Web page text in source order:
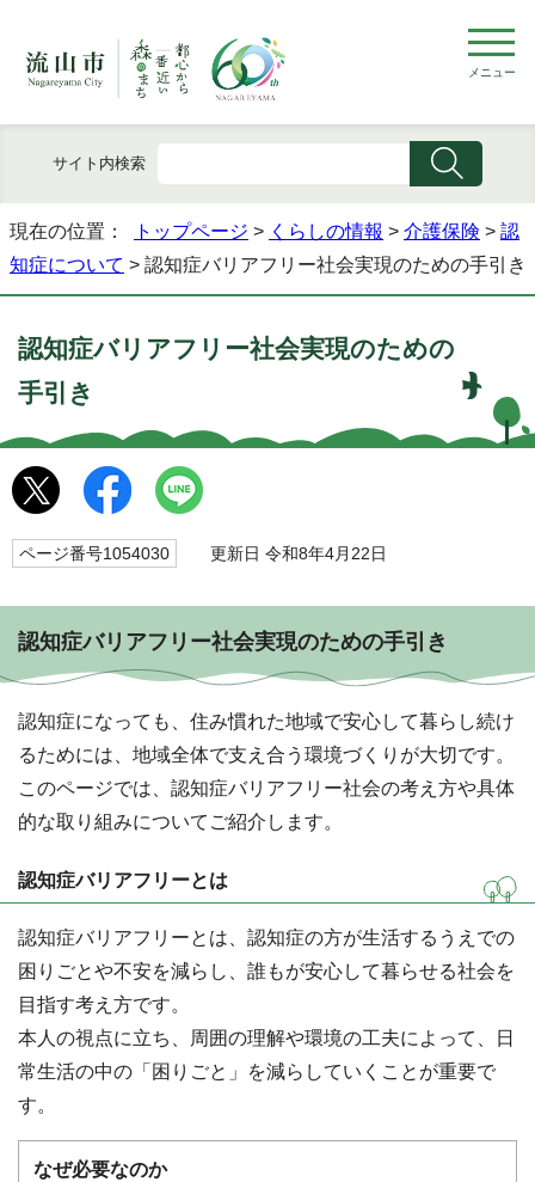
メニュー
サイト内検索
現在の位置： トップページ > くらしの情報 > 介護保険 > 認
知症について > 認知症バリアフリー社会実現のための手引き
認知症バリアフリー社会実現のための
手引き
ページ番号1054030 更新日 令和8年4月22日
認知症バリアフリー社会実現のための手引き
認知症になっても、住み慣れた地域で安心して暮らし続け
るためには、地域全体で支え合う環境づくりが大切です。
このページでは、認知症バリアフリー社会の考え方や具体
的な取り組みについてご紹介します。
認知症バリアフリーとは
認知症バリアフリーとは、認知症の方が生活するうえでの
困りごとや不安を減らし、誰もが安心して暮らせる社会を
目指す考え方です。
本人の視点に立ち、周囲の理解や環境の工夫によって、日
常生活の中の「困りごと」を減らしていくことが重要で
す。
なぜ必要なのか